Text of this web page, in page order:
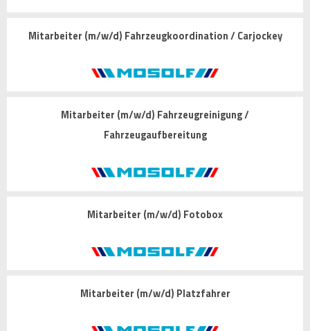
Mitarbeiter (m/w/d) Fahrzeugkoordination / Carjockey
Mitarbeiter (m/w/d) Fahrzeugreinigung /
Fahrzeugaufbereitung
Mitarbeiter (m/w/d) Fotobox
Mitarbeiter (m/w/d) Platzfahrer